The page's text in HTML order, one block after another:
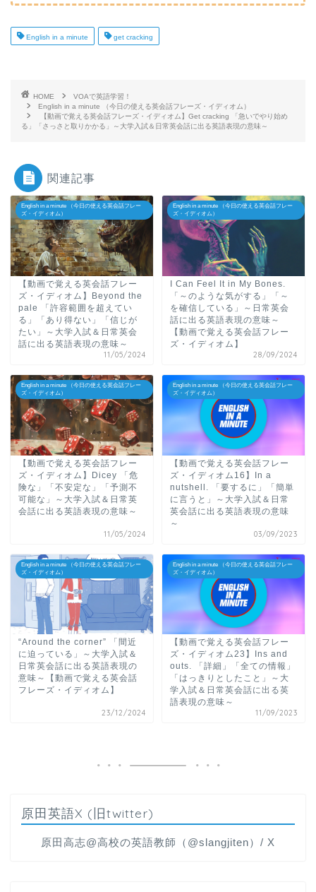
English in a minute get cracking
HOME
VOAで英語学習！
English in a minute （今日の使える英会話フレーズ・イディオム）
【動画で覚える英会話フレーズ・イディオム】Get cracking 「急いでやり始め
る」「さっさと取りかかる」～大学入試＆日常英会話に出る英語表現の意味～
関連記事
English in a minute （今日の使える英会話フレー
ズ・イディオム）
【動画で覚える英会話フレー
ズ・イディオム】Beyond the
pale 「許容範囲を超えてい
る」「あり得ない」「信じが
たい」～大学入試＆日常英会
話に出る英語表現の意味～
11/05/2024
English in a minute （今日の使える英会話フレー
ズ・イディオム）
I Can Feel It in My Bones.
「～のような気がする」「～
を確信している」～日常英会
話に出る英語表現の意味～
【動画で覚える英会話フレー
ズ・イディオム】
28/09/2024
English in a minute （今日の使える英会話フレー
ズ・イディオム）
【動画で覚える英会話フレー
ズ・イディオム】Dicey 「危
険な」「不安定な」「予測不
可能な」～大学入試＆日常英
会話に出る英語表現の意味～
11/05/2024
English in a minute （今日の使える英会話フレー
ズ・イディオム）
【動画で覚える英会話フレー
ズ・イディオム16】In a
nutshell. 「要するに」「簡単
に言うと」～大学入試＆日常
英会話に出る英語表現の意味
～
03/09/2023
English in a minute （今日の使える英会話フレー
ズ・イディオム）
“Around the corner” 「間近
に迫っている」～大学入試＆
日常英会話に出る英語表現の
意味～【動画で覚える英会話
フレーズ・イディオム】
23/12/2024
English in a minute （今日の使える英会話フレー
ズ・イディオム）
【動画で覚える英会話フレー
ズ・イディオム23】Ins and
outs. 「詳細」「全ての情報」
「はっきりとしたこと」～大
学入試＆日常英会話に出る英
語表現の意味～
11/09/2023
原田英語X (旧twitter)
原田高志@高校の英語教師（@slangjiten）/ X